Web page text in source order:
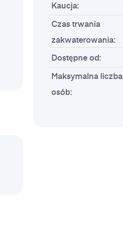
Kaucja:
Czas trwania
zakwaterowania:
Dostępne od:
Maksymalna liczba
osób: